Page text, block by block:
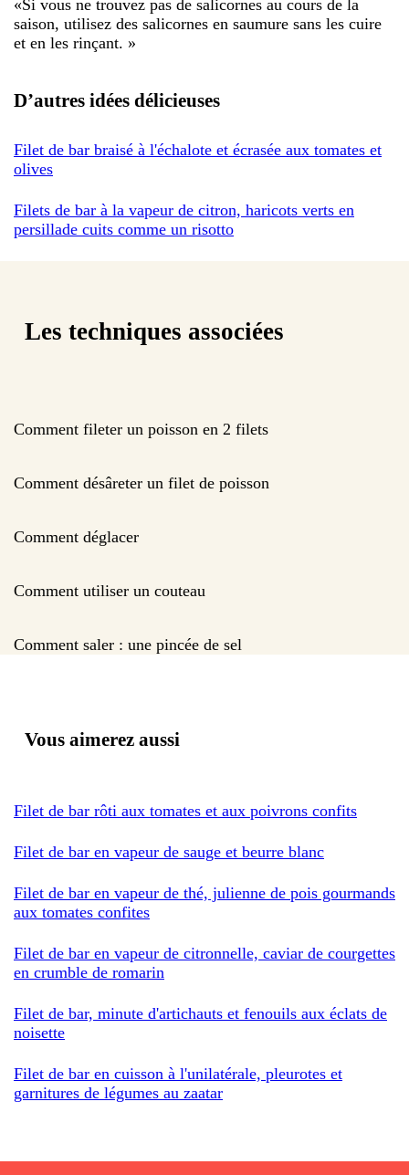
«Si vous ne trouvez pas de salicornes au cours de la
saison, utilisez des salicornes en saumure sans les cuire
et en les rinçant. »
D’autres idées délicieuses
Filet de bar braisé à l'échalote et écrasée aux tomates et
olives
Filets de bar à la vapeur de citron, haricots verts en
persillade cuits comme un risotto
Les techniques associées
Comment fileter un poisson en 2 filets
Comment désâreter un filet de poisson
Comment déglacer
Comment utiliser un couteau
Comment saler : une pincée de sel
Vous aimerez aussi
Filet de bar rôti aux tomates et aux poivrons confits
Filet de bar en vapeur de sauge et beurre blanc
Filet de bar en vapeur de thé, julienne de pois gourmands
aux tomates confites
Filet de bar en vapeur de citronnelle, caviar de courgettes
en crumble de romarin
Filet de bar, minute d'artichauts et fenouils aux éclats de
noisette
Filet de bar en cuisson à l'unilatérale, pleurotes et
garnitures de légumes au zaatar